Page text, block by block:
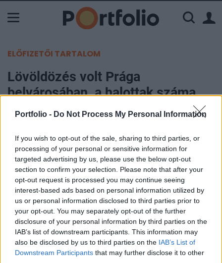
Portfolio - Do Not Process My Personal Information
If you wish to opt-out of the sale, sharing to third parties, or
processing of your personal or sensitive information for
targeted advertising by us, please use the below opt-out
section to confirm your selection. Please note that after your
opt-out request is processed you may continue seeing
interest-based ads based on personal information utilized by
us or personal information disclosed to third parties prior to
your opt-out. You may separately opt-out of the further
disclosure of your personal information by third parties on the
IAB’s list of downstream participants. This information may
also be disclosed by us to third parties on the IAB’s List of
Downstream Participants that may further disclose it to other
ELŐFIZETŐI TARTALOM
Lövöldözés volt Prága
belvárosában, a halottak száma
egyre nő
Portfolio
2023. december 21. 17:32
A prágai Károly Egyetemen történt lövöldözésnek
az új információk szerint legalább 15 áldozata és
több tucatnyi sebesültje van, emellett a támadó is
életét veszítette – írja a Reuters. A helyszínt
evakuálták, további támadókról nincs hír.
Cikkünket a friss fejleményekkel folyamatosan
frissítjük.